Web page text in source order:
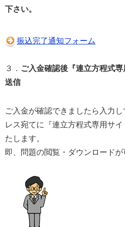
下さい。
振込完了通知フォーム
３． ご入金確認後『連立方程式
送信
ご入金が確認できましたら入力
レス宛てに『連立方程式専用サ
たします。
即、問題の閲覧・ダウンロードが